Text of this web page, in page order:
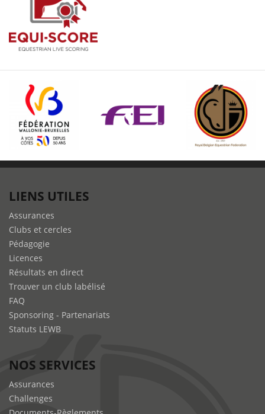
LIENS UTILES
Assurances
Clubs et cercles
Pédagogie
Licences
Résultats en direct
Trouver un club labélisé
FAQ
Sponsoring - Partenariats
Statuts LEWB
NOS SERVICES
Assurances
Challenges